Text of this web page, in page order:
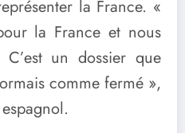
la France. «
la France et nous
un dossier que
comme fermé »,